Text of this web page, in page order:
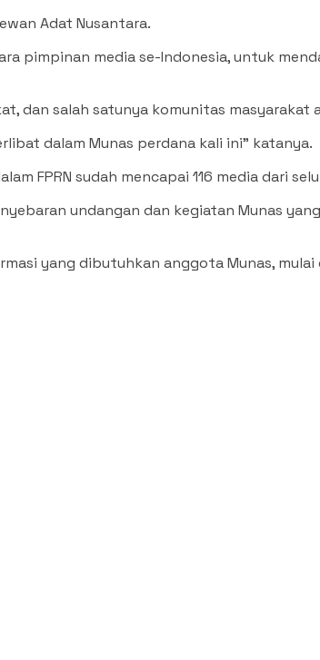
Adat Nusantara.
pimpinan media se-Indonesia, untuk
dan salah satunya komunitas masyarakat
dalam Munas perdana kali ini” katanya.
FPRN sudah mencapai 116 media dari
undangan dan kegiatan Munas
yang dibutuhkan anggota Munas,